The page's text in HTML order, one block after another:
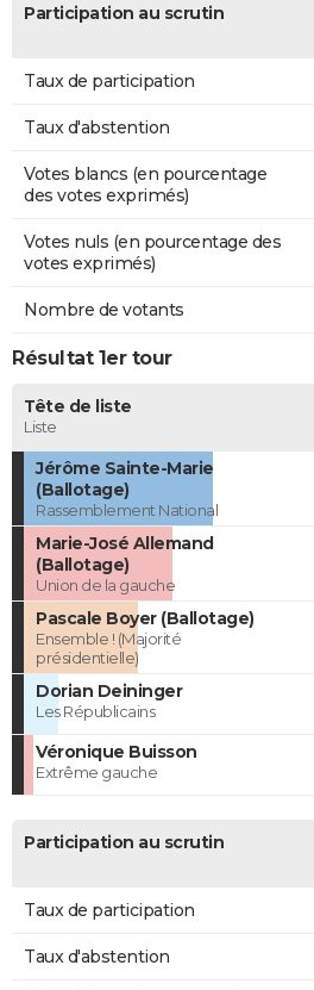
Participation au scrutin
Taux de participation
Taux d'abstention
Votes blancs (en pourcentage
des votes exprimés)
Votes nuls (en pourcentage des
votes exprimés)
Nombre de votants
Résultat 1er tour
Tête de liste
Liste
Jérôme Sainte-Marie
(Ballotage)
Rassemblement National
Marie-José Allemand
(Ballotage)
Union de la gauche
Pascale Boyer (Ballotage)
Ensemble ! (Majorité
présidentielle)
Dorian Deininger
Les Républicains
Véronique Buisson
Extrême gauche
Participation au scrutin
Taux de participation
Taux d'abstention